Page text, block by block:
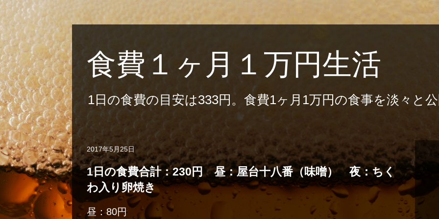
食費１ヶ月１万円生活
1日の食費の目安は333円。食費1ヶ月1万円の食事を淡々と
2017年5月25日
1日の食費合計：230円 昼：屋台十八番（味噌） 夜：ちく
わ入り卵焼き
昼：80円